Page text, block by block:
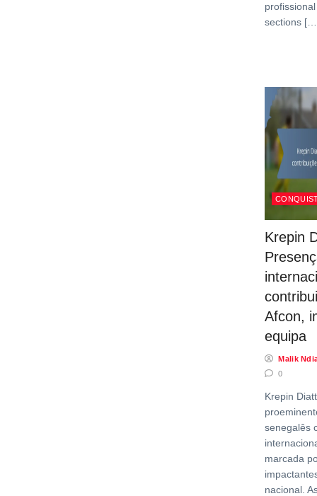
sections
Krepin
Afcon,
equipa
Malik
0
Krepin
senegalês
marcada
nacional.